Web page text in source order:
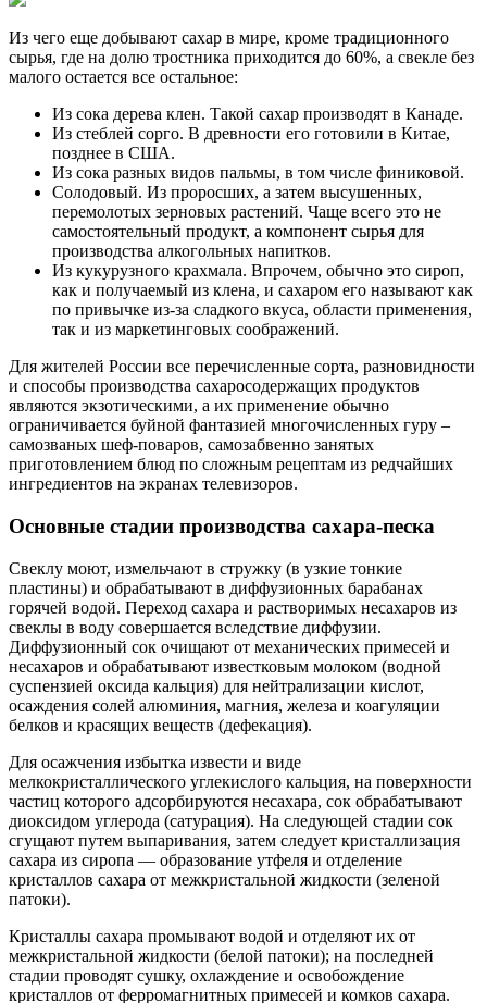
Из чего еще добывают сахар в мире, кроме традиционного
сырья, где на долю тростника приходится до 60%, а свекле без
малого остается все остальное:
Из сока дерева клен. Такой сахар производят в Канаде.
Из стеблей сорго. В древности его готовили в Китае,
позднее в США.
Из сока разных видов пальмы, в том числе финиковой.
Солодовый. Из проросших, а затем высушенных,
перемолотых зерновых растений. Чаще всего это не
самостоятельный продукт, а компонент сырья для
производства алкогольных напитков.
Из кукурузного крахмала. Впрочем, обычно это сироп,
как и получаемый из клена, и сахаром его называют как
по привычке из-за сладкого вкуса, области применения,
так и из маркетинговых соображений.
Для жителей России все перечисленные сорта, разновидности
и способы производства сахаросодержащих продуктов
являются экзотическими, а их применение обычно
ограничивается буйной фантазией многочисленных гуру –
самозваных шеф-поваров, самозабвенно занятых
приготовлением блюд по сложным рецептам из редчайших
ингредиентов на экранах телевизоров.
Основные стадии производства сахара-песка
Свеклу моют, измельчают в стружку (в узкие тонкие
пластины) и обрабатывают в диффузионных барабанах
горячей водой. Переход сахара и растворимых несахаров из
свеклы в воду совершается вследствие диффузии.
Диффузионный сок очищают от механических примесей и
несахаров и обрабатывают известковым молоком (водной
суспензией оксида кальция) для нейтрализации кислот,
осаждения солей алюминия, магния, железа и коагуляции
белков и красящих веществ (дефекация).
Для осажчения избытка извести и виде
мелкокристаллического углекислого кальция, на поверхности
частиц которого адсорбируются несахара, сок обрабатывают
диоксидом углерода (сатурация). На следующей стадии сок
сгущают путем выпаривания, затем следует кристаллизация
сахара из сиропа — образование утфеля и отделение
кристаллов сахара от межкристальной жидкости (зеленой
патоки).
Кристаллы сахара промывают водой и отделяют их от
межкристальной жидкости (белой патоки); на последней
стадии проводят сушку, охлаждение и освобождение
кристаллов от ферромагнитных примесей и комков сахара.